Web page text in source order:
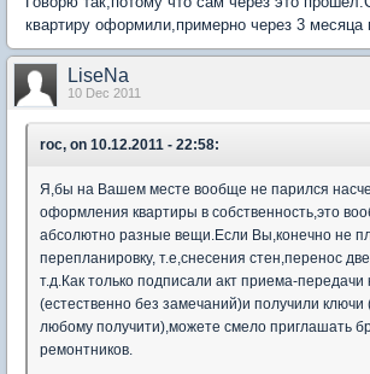
квартиру оформили,примерно через 3 месяца
LiseNa
10 Dec 2011
roc, on 10.12.2011 - 22:58:
Я,бы на Вашем месте вообще не парился
оформления квартиры в собственность,это
абсолютно разные вещи.Если Вы,конечно не
перепланировку, т.е,снесения стен,перенос
т.д.Как только подписали акт приема-передачи
(естественно без замечаний)и получили
любому получити),можете смело приглашать
ремонтников.